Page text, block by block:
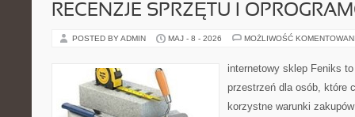
RECENZJE SPRZĘTU I
POSTED BY ADMIN MAJ - 8 - 2026 MOŻLIWOŚĆ
internetowy sklep Feniks
przestrzeń dla osób, które
korzystne warunki